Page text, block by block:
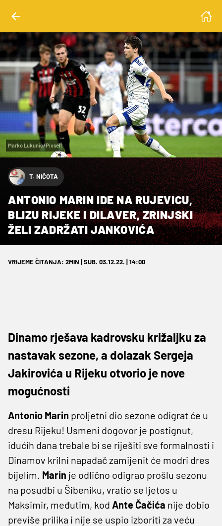
Marko Lukunić/Pixsell
T. NIČOTA
ANTONIO MARIN IDE NA RUJEVICU,
BLIZU RIJEKE I DILAVER, ZRINJSKI
ŽELI ZADRŽATI JANKOVIĆA
VRIJEME ČITANJA: 2MIN | SUB. 03.12.22. | 14:00
Dinamo rješava kadrovsku križaljku za
nastavak sezone, a dolazak Sergeja
Jakirovića u Rijeku otvorio je nove
mogućnosti
Antonio Marin proljetni dio sezone odigrat će u
dresu Rijeku! Usmeni dogovor je postignut,
idućih dana trebale bi se riješiti sve formalnosti i
Dinamov krilni napadač zamijenit će modri dres
bijelim. Marin je odlično odigrao prošlu sezonu
na posudbi u Šibeniku, vratio se ljetos u
Maksimir, međutim, kod Ante Čačića nije dobio
previše prilika i nije se uspio izboriti za veću